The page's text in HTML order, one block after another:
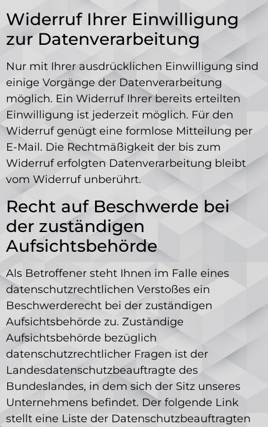
Widerruf Ihrer Einwilligung
zur Datenverarbeitung
Nur mit Ihrer ausdrücklichen Einwilligung sind
einige Vorgänge der Datenverarbeitung
möglich. Ein Widerruf Ihrer bereits erteilten
Einwilligung ist jederzeit möglich. Für den
Widerruf genügt eine formlose Mitteilung per
E-Mail. Die Rechtmäßigkeit der bis zum
Widerruf erfolgten Datenverarbeitung bleibt
vom Widerruf unberührt.
Recht auf Beschwerde bei
der zuständigen
Aufsichtsbehörde
Als Betroffener steht Ihnen im Falle eines
datenschutzrechtlichen Verstoßes ein
Beschwerderecht bei der zuständigen
Aufsichtsbehörde zu. Zuständige
Aufsichtsbehörde bezüglich
datenschutzrechtlicher Fragen ist der
Landesdatenschutzbeauftragte des
Bundeslandes, in dem sich der Sitz unseres
Unternehmens befindet. Der folgende Link
stellt eine Liste der Datenschutzbeauftragten